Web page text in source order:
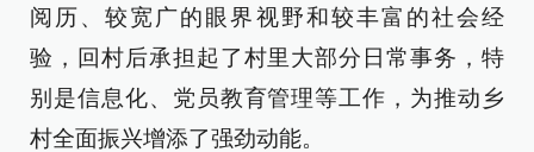
阅历、较宽广的眼界视野和较丰富的社会经
验，回村后承担起了村里大部分日常事务，特
别是信息化、党员教育管理等工作，为推动乡
村全面振兴增添了强劲动能。